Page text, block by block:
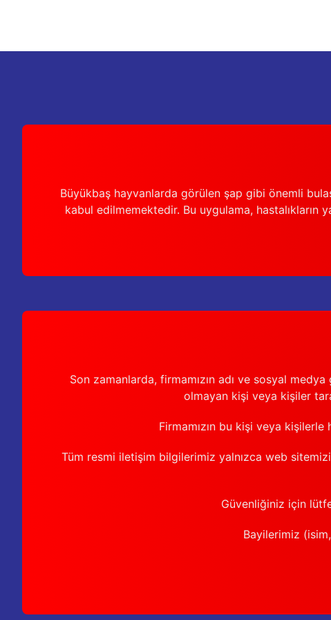
Ürün bilgilerinde hatalar bulunuyor.
Büyükbaş hayvanlarda görülen şap gibi önemli
kabul edilmemektedir. Bu uygulama, hastalıkların
Son zamanlarda, firmamızın adı ve sosyal
olmayan kişi veya kişiler
Firmamızın bu kişi veya
Tüm resmi iletişim bilgilerimiz yalnızca web
Güvenliğiniz için
Bayilerimiz